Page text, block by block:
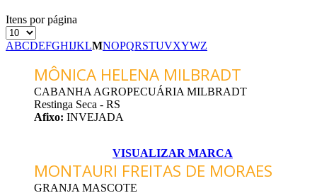
Itens por página
ABCDEFGHIJKLMNOPQRSTUVXYWZ
MÔNICA HELENA MILBRADT
CABANHA AGROPECUÁRIA MILBRADT
Restinga Seca - RS
Afixo: INVEJADA
VISUALIZAR MARCA
MONTAURI FREITAS DE MORAES
GRANJA MASCOTE